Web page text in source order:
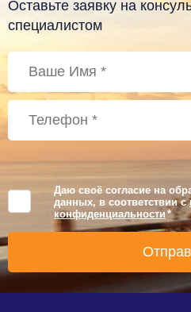
Оставьте заявку на
специалистом
Даю своё согласие на
данных, в соответствии с
конфиденциальности *